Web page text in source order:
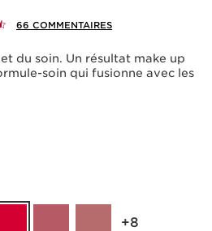
entraîne le dépôt de cookies
ayant pour finalité le
ainsi que la publicité
vidéo, vous devez donner votre
66 COMMENTAIRES
du soin. Un résultat make up
soin qui fusionne avec les
‎+8